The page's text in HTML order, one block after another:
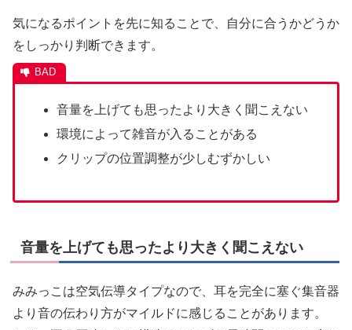
気になるポイントを先に知ることで、自分に合うかどうか
をしっかり判断できます。
音量を上げても思ったより大きく聞こえない
環境によって雑音が入ることがある
クリップの位置調整が少しむずかしい
音量を上げても思ったより大きく聞こえない
みみっこは空気伝導タイプなので、耳を完全に塞ぐ集音器
より音の伝わり方がマイルドに感じることがあります。